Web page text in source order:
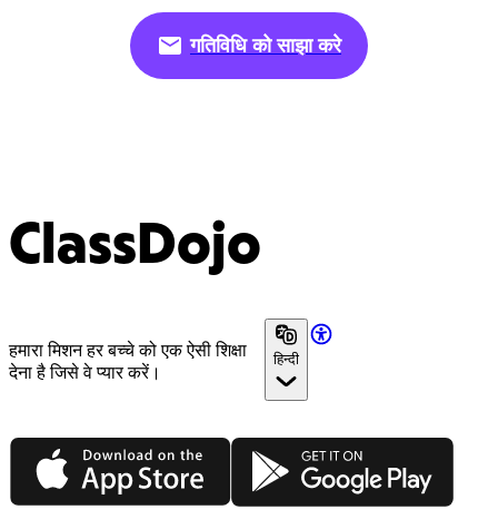
गतिविधि को साझा करे
ClassDojo
हमारा मिशन हर बच्चे को एक ऐसी शिक्षा
देना है जिसे वे प्यार करें।
हिन्दी
App Store Google Play